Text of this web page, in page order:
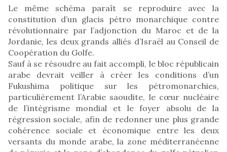
Le même schéma paraît se reproduire avec la
constitution d’un glacis pétro monarchique contre
révolutionnaire par l’adjonction du Maroc et de la
Jordanie, les deux grands alliés d’Israël au Conseil de
Coopération du Golfe.
Sauf à se résoudre au fait accompli, le bloc républicain
arabe devrait veiller à créer les conditions d’un
Fukushima politique sur les pétromonarchies,
particulièrement l’Arabie saoudite, le cœur nucléaire
de l’intégrisme mondial et le foyer absolu de la
régression sociale, afin de redonner une plus grande
cohérence sociale et économique entre les deux
versants du monde arabe, la zone méditerranéenne